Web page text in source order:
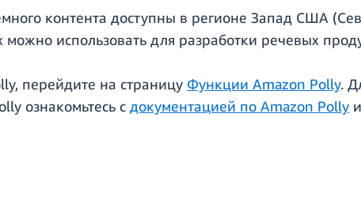
контента доступны в регионе Запад США
можно использовать для разработки речевых
перейдите на страницу Функции Amazon Polly.
ознакомьтесь с документацией по Amazon Polly